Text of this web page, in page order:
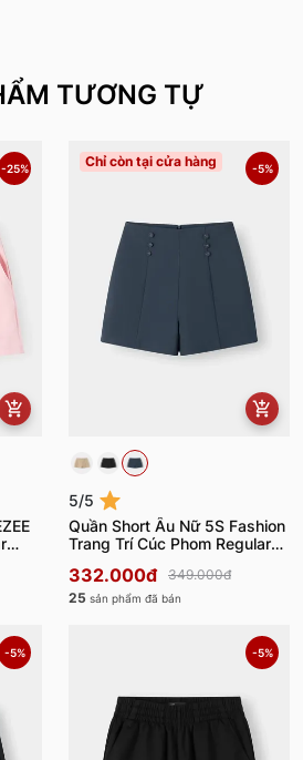
TƯƠNG TỰ
-25% Chỉ còn tại cửa hàng -5%
5/5
Quần Short Âu Nữ 5S Fashion
Trang Trí Cúc Phom Regular
332.000đ
349.000đ
25 sản phẩm đã bán
-5% -5%